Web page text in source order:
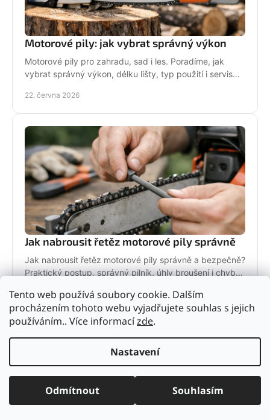
Tento web používá soubory cookie. Dalším
procházením tohoto webu vyjadřujete souhlas s jejich
používáním.. Více informacízde.
Nastavení
Odmítnout Souhlasím
Motorové pily: jak vybrat správný výkon
Motorové pily pro zahradu, sad i les. Poradíme, jak
vybrat správný výkon, délku lišty, typ použití i servis
22. června 2026
Jak nabrousit řetěz motorové pily správně
Jak nabrousit řetěz motorové pily správně a bezpečně?
Praktický postup, správný pilník, úhly broušení i chyby,
20. června 2026